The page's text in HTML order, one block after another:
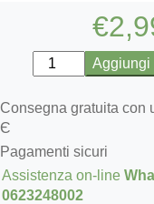
€
Miscela
di
per
80gr
quantità
Aggiungi
Consegna gratuita con
Є
Pagamenti sicuri
Assistenza on-line
0623248002